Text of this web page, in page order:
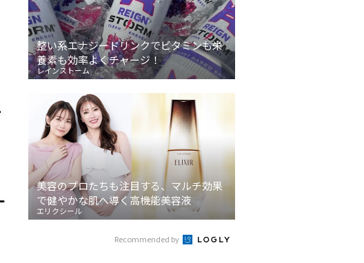
整い系エナジードリンクでビタミンも栄
養素も効率よくチャージ！
レインストーム
美容のプロたちも注目する、マルチ効果
で健やかな肌へ導く高機能美容液
エリクシール
Recommended by